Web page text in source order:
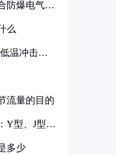
防爆电气设
么
温冲击要
流量的目的
Y型、J型、
多少